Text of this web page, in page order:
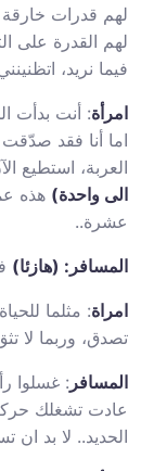
لهم قدرات
لهم القدرة على
فيما نريد،
امرأة: أنت بدأت
اما أنا فقد
العربة، استطيع
الى واحدة) هذه
عشرة..
المسافر: (هازئا)
امراة: مثلما
تصدق، وربما لا
المسافر : غسلوا
عادت تشغلك
الحديد.. لا بد ان